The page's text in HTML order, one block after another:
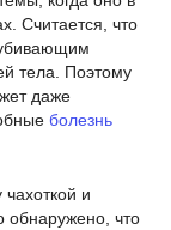
Считается, что
тела. Поэтому
даже
болезнь
и
что